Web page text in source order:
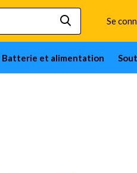
Se
Batterie et alimentation